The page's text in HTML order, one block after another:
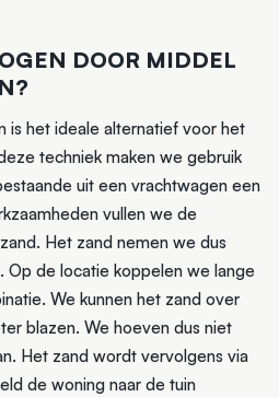
DOOR MIDDEL
is het ideale alternatief voor het
techniek maken we gebruik
uit een vrachtwagen een
vullen we de
Het zand nemen we dus
Op de locatie koppelen we lange
We kunnen het zand over
blazen. We hoeven dus niet
Het zand wordt vervolgens via
de woning naar de tuin